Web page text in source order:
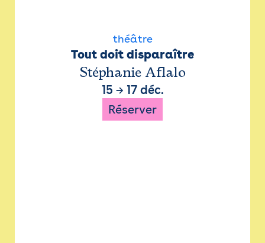
théâtre
Tout doit disparaître
Stéphanie Aflalo
15 → 17 déc.
Réserver